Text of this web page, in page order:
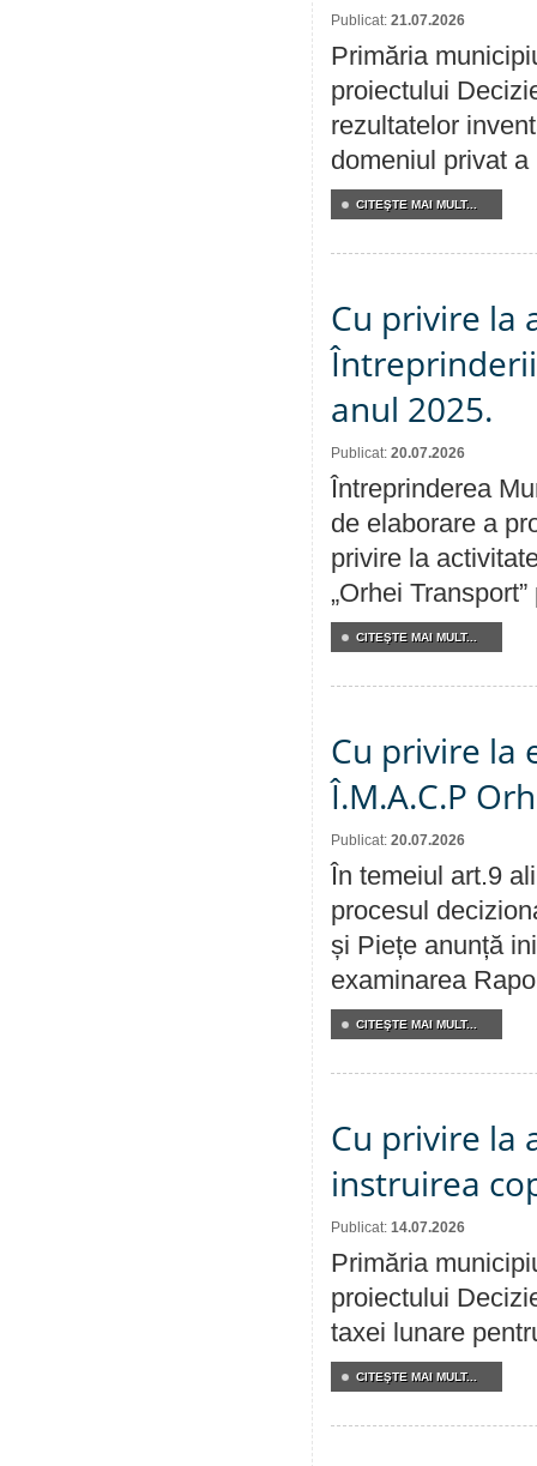
Publicat: 21.07.2026
Primăria
proiectului
rezultatelor
domeniul privat a
CITEŞTE MAI MULT...
Cu privire la
anul 2025.
Publicat: 20.07.2026
Întreprinderea
de elaborare a
privire la
„Orhei
CITEŞTE MAI MULT...
Cu privire la
Î.M.A.C.P
Publicat: 20.07.2026
În temeiul art.9
procesul
și Piețe anunță
examinarea
CITEŞTE MAI MULT...
Cu privire la
instruirea
Publicat: 14.07.2026
Primăria
proiectului
taxei lunare
CITEŞTE MAI MULT...